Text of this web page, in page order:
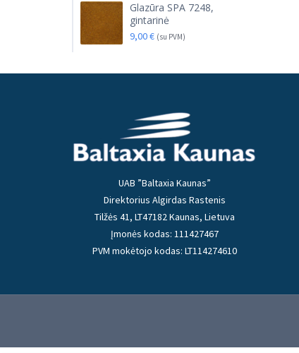
Glazūra SPA 7248,
gintarinė
9,00€ (su PVM)
UAB ”Baltaxia Kaunas”
Direktorius Algirdas Rastenis
Tilžės 41, LT47182 Kaunas, Lietuva
Įmonės kodas: 111427467
PVM mokėtojo kodas: LT114274610